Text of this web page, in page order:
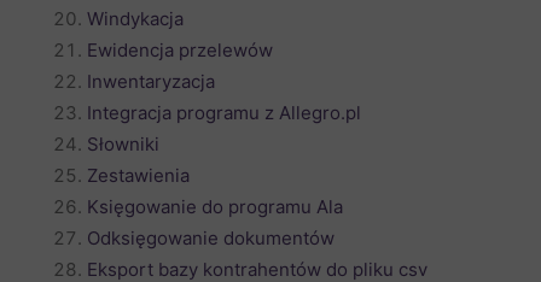
Windykacja
Ewidencja przelewów
Inwentaryzacja
Integracja programu z Allegro.pl
Słowniki
Zestawienia
Księgowanie do programu Ala
Odksięgowanie dokumentów
Eksport bazy kontrahentów do pliku csv